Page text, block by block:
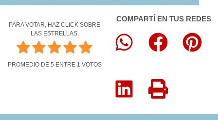
PARA VOTAR, HAZ CLICK SOBRE
LAS ESTRELLAS.
PROMEDIO DE 5 ENTRE 1 VOTOS
COMPARTÍ EN TUS REDES